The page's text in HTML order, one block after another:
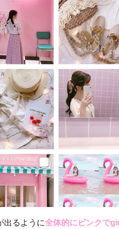
出るように全体的にピンクで